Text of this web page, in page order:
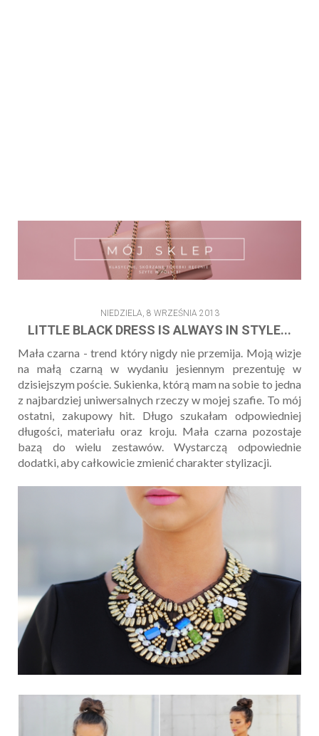
NIEDZIELA, 8 WRZEŚNIA 2013
LITTLE BLACK DRESS IS ALWAYS IN STYLE...
Mała czarna - trend który nigdy nie przemija. Moją wizje
na małą czarną w wydaniu jesiennym prezentuję w
dzisiejszym poście. Sukienka, którą mam na sobie to jedna
z najbardziej uniwersalnych rzeczy w mojej szafie. To mój
ostatni, zakupowy hit. Długo szukałam odpowiedniej
długości, materiału oraz kroju. Mała czarna pozostaje
bazą do wielu zestawów. Wystarczą odpowiednie
dodatki, aby całkowicie zmienić charakter stylizacji.